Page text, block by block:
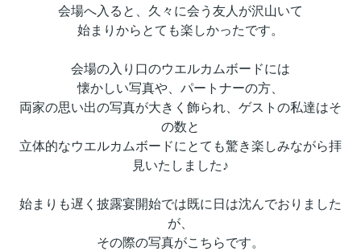
会場へ入ると、久々に会う友人が沢山いて
始まりからとても楽しかったです。
会場の入り口のウエルカムボードには
懐かしい写真や、パートナーの方、
両家の思い出の写真が大きく飾られ、ゲストの私達はそ
の数と
立体的なウエルカムボードにとても驚き楽しみながら拝
見いたしました♪
始まりも遅く披露宴開始では既に日は沈んでおりました
が、
その際の写真がこちらです。